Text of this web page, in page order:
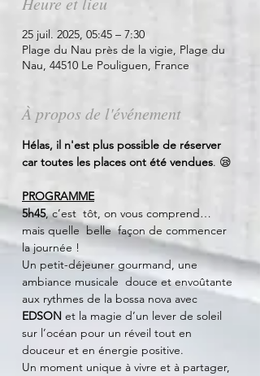
25 juil. 2025, 05:45 – 7:30
Plage du Nau près de la vigie, Plage du
Nau, 44510 Le Pouliguen, France
À propos de l'événement
Hélas, il n'est plus possible de réserver
car toutes les places ont été vendues. 😪
PROGRAMME
5h45, c’est  tôt, on vous comprend…
mais quelle  belle  façon de commencer
la journée !
Un petit-déjeuner gourmand, une
ambiance musicale  douce et envoûtante
aux rythmes de la bossa nova avec
EDSON et la magie d’un lever de soleil
sur l’océan pour un réveil tout en
douceur et en énergie positive.
Un moment unique à vivre et à partager,